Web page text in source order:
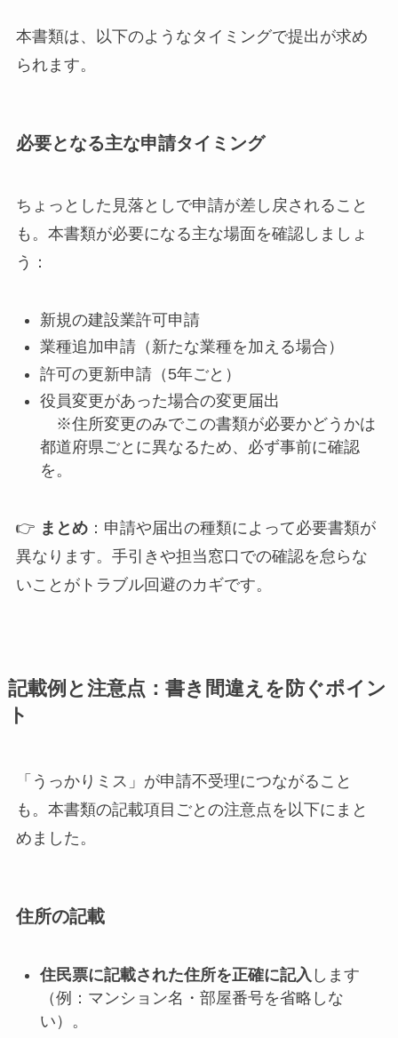
本書類は、以下のようなタイミングで提出が求め
られます。
必要となる主な申請タイミング
ちょっとした見落としで申請が差し戻されること
も。本書類が必要になる主な場面を確認しましょ
う：
新規の建設業許可申請
業種追加申請（新たな業種を加える場合）
許可の更新申請（5年ごと）
役員変更があった場合の変更届出
※住所変更のみでこの書類が必要かどうかは
都道府県ごとに異なるため、必ず事前に確認
を。
👉 まとめ：申請や届出の種類によって必要書類が
異なります。手引きや担当窓口での確認を怠らな
いことがトラブル回避のカギです。
記載例と注意点：書き間違えを防ぐポイン
ト
「うっかりミス」が申請不受理につながること
も。本書類の記載項目ごとの注意点を以下にまと
めました。
住所の記載
住民票に記載された住所を正確に記入 します
（例：マンション名・部屋番号を省略しな
い）。